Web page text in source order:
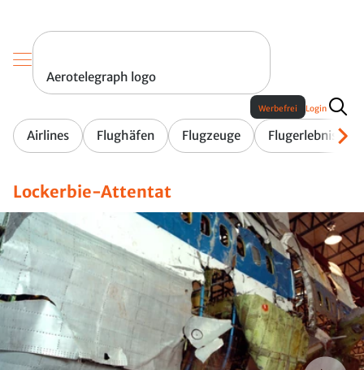
Aerotelegraph logo
Airlines Flughäfen Flugzeuge Flugerlebnis
Werbefrei Login
Lockerbie-Attentat